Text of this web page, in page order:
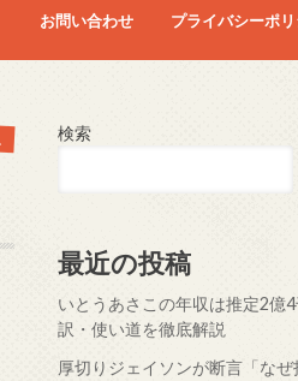
お問い合わせ プライバシーポ
検索
最近の投稿
いとうあさこの年収は推定2億
訳・使い道を徹底解説
厚切りジェイソンが断言「な